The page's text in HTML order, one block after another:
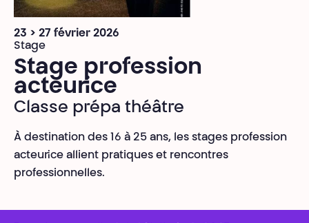
23 > 27 février 2026
Stage
Stage profession
acteur·ice
Classe prépa théâtre
À destination des 16 à 25 ans, les stages profession
acteur·ice allient pratiques et rencontres
professionnelles.